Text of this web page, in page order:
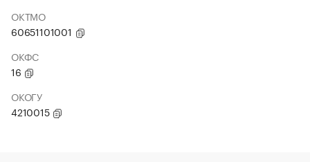
ОКТМО
60651101001
ОКФС
16
ОКОГУ
4210015